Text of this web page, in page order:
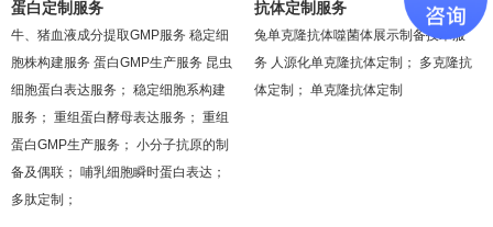
蛋白定制服务
牛、猪血液成分提取GMP服务 稳定细
胞株构建服务 蛋白GMP生产服务 昆虫
细胞蛋白表达服务； 稳定细胞系构建
服务； 重组蛋白酵母表达服务； 重组
蛋白GMP生产服务； 小分子抗原的制
备及偶联； 哺乳细胞瞬时蛋白表达；
多肽定制；
抗体定制服务
兔单克隆抗体噬菌体展示制备技术服
务 人源化单克隆抗体定制；
多克隆抗
体定制； 单克隆抗体定制